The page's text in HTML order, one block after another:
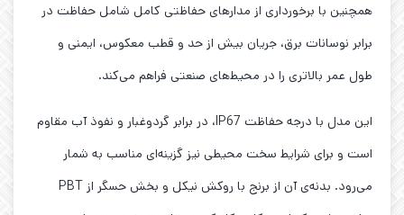
همچنین با برخورداری از مدارهای حفاظتی کامل شامل حفاظت در
برابر نوسانات برق، جریان بیش از حد و قطب معکوس، ایمنی و
طول عمر بالاتری را در محیط‌های صنعتی فراهم می‌کند.
این مدل با درجه حفاظت IP67، در برابر گردوغبار و نفوذ آب مقاوم
است و برای شرایط سخت محیطی نیز گزینه‌ای مناسب به شمار
می‌رود. بدنه‌ی آن از برنج با روکش نیکل و بخش حسگر از PBT